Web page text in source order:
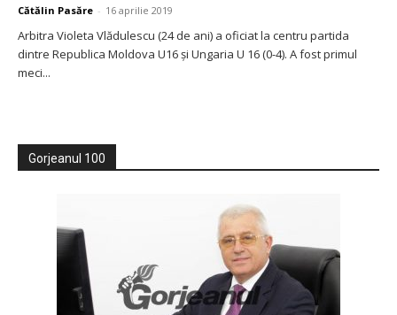
Cătălin Pasăre - 16 aprilie 2019
Arbitra Violeta Vlădulescu (24 de ani) a oficiat la centru partida
dintre Republica Moldova U16 şi Ungaria U 16 (0-4). A fost primul
meci...
Gorjeanul 100